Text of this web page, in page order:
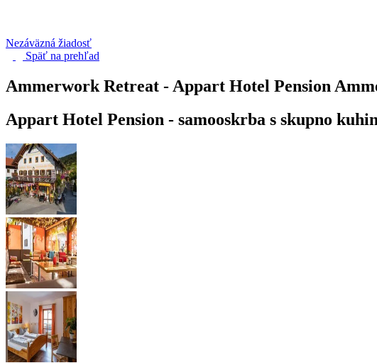
Nezáväzná žiadosť
Späť na prehľad
Ammerwork Retreat - Appart Hotel Pension
Appart Hotel Pension - samooskrba s skupno